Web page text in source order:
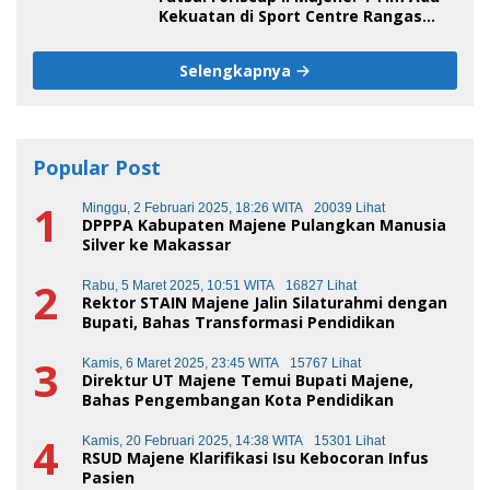
Kekuatan di Sport Centre Rangas
Selengkapnya
Popular Post
1 Minggu, 2 Februari 2025, 18:26 WITA 20039 Lihat
DPPPA Kabupaten Majene Pulangkan Manusia
Silver ke Makassar
2 Rabu, 5 Maret 2025, 10:51 WITA 16827 Lihat
Rektor STAIN Majene Jalin Silaturahmi dengan
Bupati, Bahas Transformasi Pendidikan
3 Kamis, 6 Maret 2025, 23:45 WITA 15767 Lihat
Direktur UT Majene Temui Bupati Majene,
Bahas Pengembangan Kota Pendidikan
4 Kamis, 20 Februari 2025, 14:38 WITA 15301 Lihat
RSUD Majene Klarifikasi Isu Kebocoran Infus
Pasien